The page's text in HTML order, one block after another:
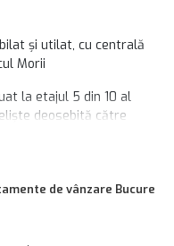
de vânzare Bucuresti
și utilat, cu centrală
Morii
la etajul 5 din 10 al
deosebită către
imediată, fără